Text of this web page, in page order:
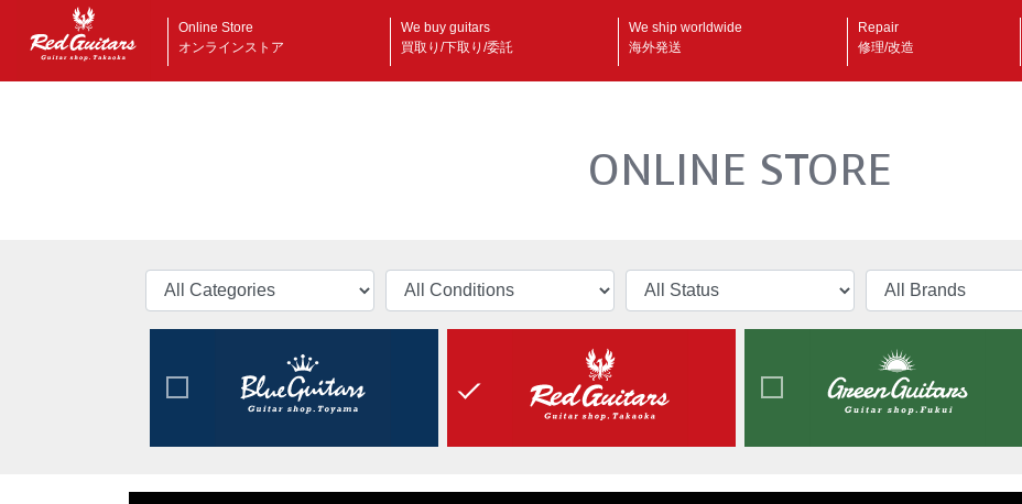
Online Store
オンラインストア
We buy guitars
買取り/下取り/委託
We ship worldwide
海外発送
Repair
修理/改造
ONLINE STORE